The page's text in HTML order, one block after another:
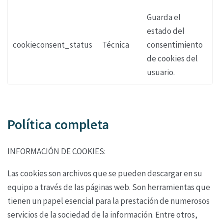
cookieconsent_status Técnica
Guarda el
estado del
consentimiento
de cookies del
usuario.
Política completa
INFORMACIÓN DE COOKIES:
Las cookies son archivos que se pueden descargar en su
equipo a través de las páginas web. Son herramientas que
tienen un papel esencial para la prestación de numerosos
servicios de lasociedad de la información. Entre otros,